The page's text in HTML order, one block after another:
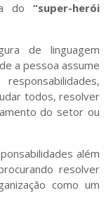
do“super-herói
de linguagem
a pessoa assume
todos, resolver
do setor ou
além
resolver
como um